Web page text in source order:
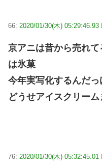
66: 2020/01/30(木) 05:29:46.93
京アニは昔から売れ
は氷菓
今年実写化するんだっ
どうせアイスクリー
76: 2020/01/30(木)